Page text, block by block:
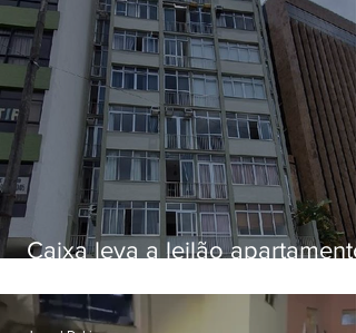
Caixa leva a leilão apartamento
Botafogo